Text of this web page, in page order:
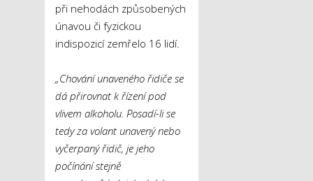
při nehodách způsobených
únavou či fyzickou
indispozicí zemřelo 16 lidí.
„Chování unaveného řidiče se
dá přirovnat k řízení pod
vlivem alkoholu. Posadí-li se
tedy za volant unavený nebo
vyčerpaný řidič, je jeho
počínání stejně